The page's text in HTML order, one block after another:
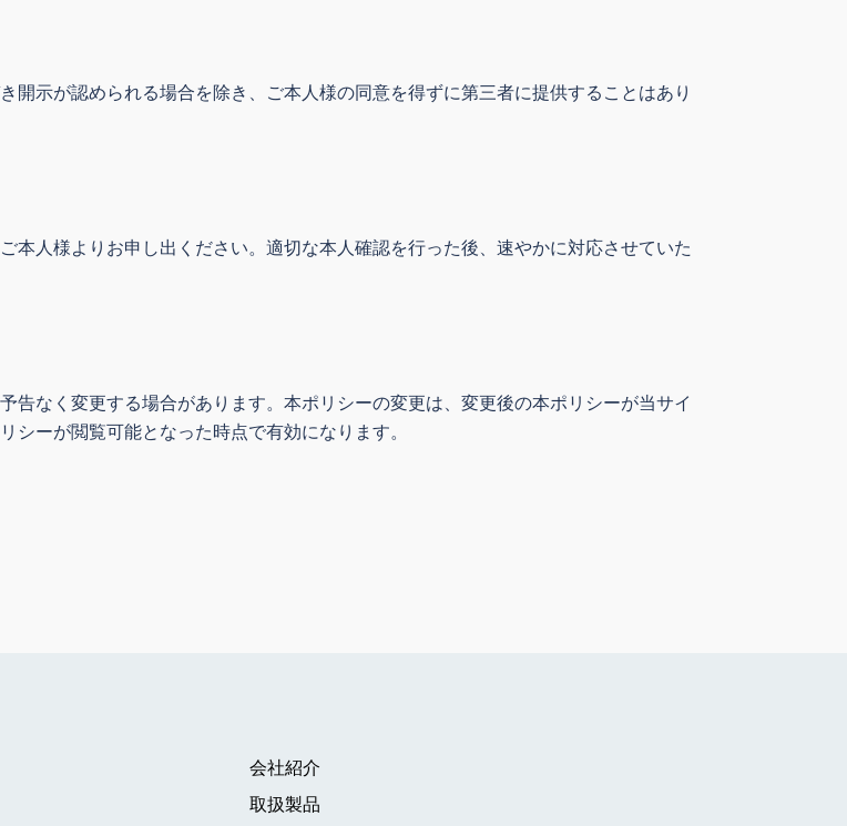
示が認められる場合を除き、ご本人様の同意を得ずに第三者に提供することはあり
本人様よりお申し出ください。適切な本人確認を行った後、速やかに対応させていた
告なく変更する場合があります。本ポリシーの変更は、変更後の本ポリシーが当サイ
シーが閲覧可能となった時点で有効になります。
会社紹介
取扱製品